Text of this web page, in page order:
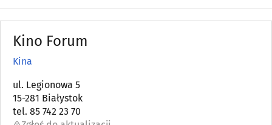
Kino Forum
Kina
ul. Legionowa 5
15-281 Białystok
tel. 85 742 23 70